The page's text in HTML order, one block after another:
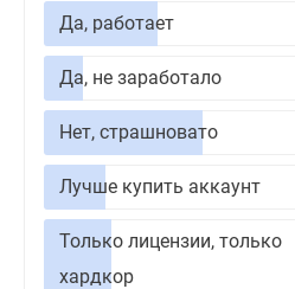
Да, работает
Да, не заработало
Нет, страшновато
Лучше купить аккаунт
Только лицензии, только
хардкор